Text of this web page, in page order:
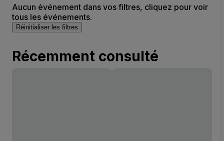
Aucun événement dans vos filtres, cliquez pour voir
tous les événements.
Réinitialiser les filtres
Récemment consulté